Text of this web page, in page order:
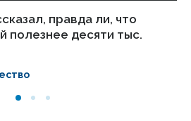
правда ли, что
полезнее десяти тыс.